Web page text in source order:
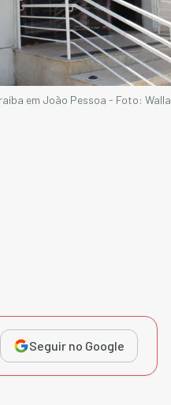
em João Pessoa - Foto: Walla
Seguir no Google